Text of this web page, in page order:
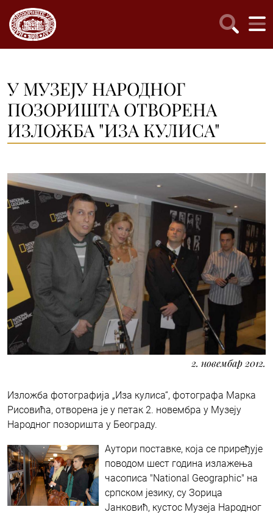
У МУЗЕЈУ НАРОДНОГ
ПОЗОРИШТА ОТВОРЕНА
ИЗЛОЖБА "ИЗА КУЛИСА"
2. новембар 2012.
Изложба фотографија „Иза кулиса“, фотографа Марка
Рисовића, отворена је у петак 2. новембра у Музеју
Народног позоришта у Београду.
Аутори поставке, која се приређује
поводом шест година излажења
часописа "National Geographic" на
српском језику, су Зорица
Јанковић, кустос Музеја Народног